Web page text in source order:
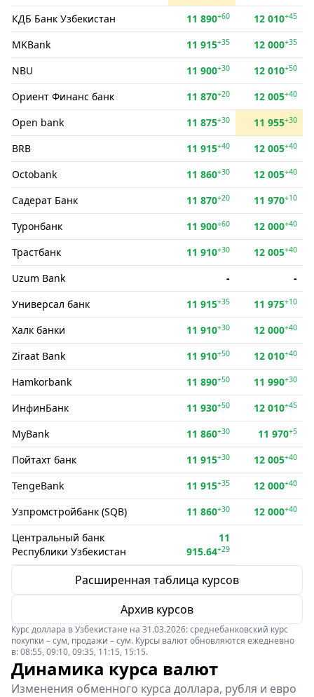
КДБ Банк Узбекистан 11 890+60 12 010+45
MKBank 11 915+35 12 000+35
NBU 11 900+30 12 010+50
Ориент Финанс банк 11 870+20 12 005+40
Open bank 11 875+30 11 955+30
BRB 11 915+40 12 005+40
Octobank 11 860+30 12 005+40
Садерат Банк 11 870+20 11 970+10
Туронбанк 11 900+60 12 000+40
Трастбанк 11 910+30 12 005+40
Uzum Bank -
-
Универсал банк
11 915+35 11 975+10
Халк банки 11 910+30 12 000+40
Ziraat Bank 11 910+50 12 010+40
Hamkorbank 11 890+50 11 990+30
ИнфинБанк 11 930+50 12 010+45
MyBank 11 860+30 11 970+5
Пойтахт банк 11 915+30 12 005+40
TengeBank 11 915+35 12 000+40
Узпромстройбанк (SQB) 11 860+30 12 000+40
Центральный банк
Республики Узбекистан
11
915.64+29
Расширенная таблица курсов
Архив курсов
Курс доллара в Узбекистане на 31.03.2026: среднебанковский курс
покупки – сум, продажи – сум. Курсы валют обновляются ежедневно
в: 08:55, 09:10, 09:35, 11:15, 15:15.
Динамика курса валют
Изменения обменного курса доллара, рубля и евро